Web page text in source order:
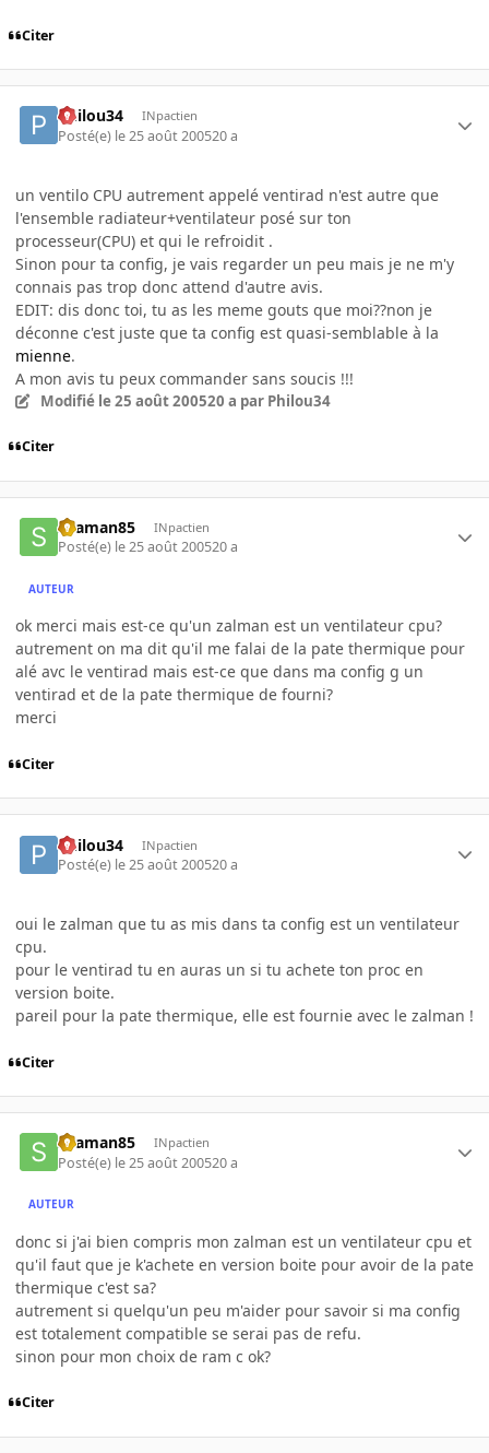
Citer
Philou34 INpactien
Posté(e) le 25 août 200520 a
un ventilo CPU autrement appelé ventirad n'est autre que
l'ensemble radiateur+ventilateur posé sur ton
processeur(CPU) et qui le refroidit .
Sinon pour ta config, je vais regarder un peu mais je ne m'y
connais pas trop donc attend d'autre avis.
EDIT: dis donc toi, tu as les meme gouts que moi??non je
déconne c'est juste que ta config est quasi-semblable à la
mienne.
A mon avis tu peux commander sans soucis !!!
Modifié le 25 août 200520 a par Philou34
Citer
skaman85 INpactien
Posté(e) le 25 août 200520 a
AUTEUR
ok merci mais est-ce qu'un zalman est un ventilateur cpu?
autrement on ma dit qu'il me falai de la pate thermique pour
alé avc le ventirad mais est-ce que dans ma config g un
ventirad et de la pate thermique de fourni?
merci
Citer
Philou34 INpactien
Posté(e) le 25 août 200520 a
oui le zalman que tu as mis dans ta config est un ventilateur
cpu.
pour le ventirad tu en auras un si tu achete ton proc en
version boite.
pareil pour la pate thermique, elle est fournie avec le zalman !
Citer
skaman85 INpactien
Posté(e) le 25 août 200520 a
AUTEUR
donc si j'ai bien compris mon zalman est un ventilateur cpu et
qu'il faut que je k'achete en version boite pour avoir de la pate
thermique c'est sa?
autrement si quelqu'un peu m'aider pour savoir si ma config
est totalement compatible se serai pas de refu.
sinon pour mon choix de ram c ok?
Citer